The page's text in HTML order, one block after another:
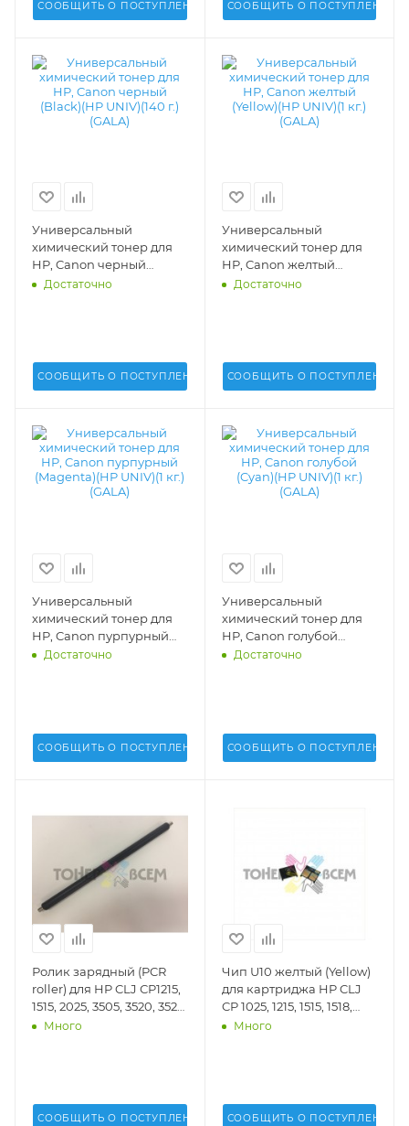
СООБЩИТЬ О ПОСТУПЛЕНИИ СООБЩИТЬ О ПОСТУПЛЕНИИ
Универсальный
химический тонер для
HP, Canon черный
(Black)(HP UNIV)(140 г.)
Достаточно
СООБЩИТЬ О ПОСТУПЛЕНИИ
Универсальный
химический тонер для
HP, Canon желтый
(Yellow)(HP UNIV)(1 кг.)
Достаточно
СООБЩИТЬ О ПОСТУПЛЕНИИ
Универсальный
химический тонер для
HP, Canon пурпурный
(Magenta)(HP UNIV)(1 кг.)
Достаточно
СООБЩИТЬ О ПОСТУПЛЕНИИ
Универсальный
химический тонер для
HP, Canon голубой
(Cyan)(HP UNIV)(1 кг.)
Достаточно
СООБЩИТЬ О ПОСТУПЛЕНИИ
Ролик зарядный (PCR
roller) для HP CLJ СP1215,
1515, 2025, 3505, 3520, 3525,
3530, 3600, 3800, 4025,
Много
СООБЩИТЬ О ПОСТУПЛЕНИИ
Чип U10 желтый (Yellow)
для картриджа HP CLJ
CP 1025, 1215, 1515, 1518,
1525, 2020, 2025, 4025,
Много
СООБЩИТЬ О ПОСТУПЛЕНИИ